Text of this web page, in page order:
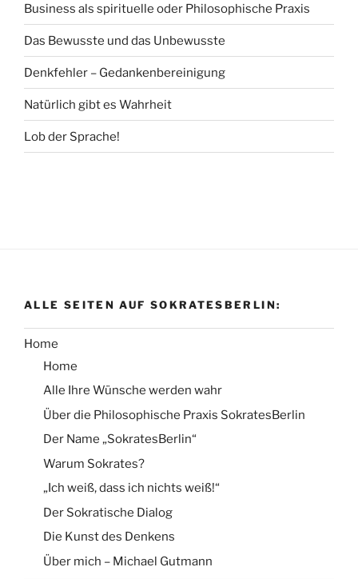
Business als spirituelle oder Philosophische Praxis
Das Bewusste und das Unbewusste
Denkfehler – Gedankenbereinigung
Natürlich gibt es Wahrheit
Lob der Sprache!
ALLE SEITEN AUF SOKRATESBERLIN:
Home
Home
Alle Ihre Wünsche werden wahr
Über die Philosophische Praxis SokratesBerlin
Der Name „SokratesBerlin“
Warum Sokrates?
„Ich weiß, dass ich nichts weiß!“
Der Sokratische Dialog
Die Kunst des Denkens
Über mich – Michael Gutmann